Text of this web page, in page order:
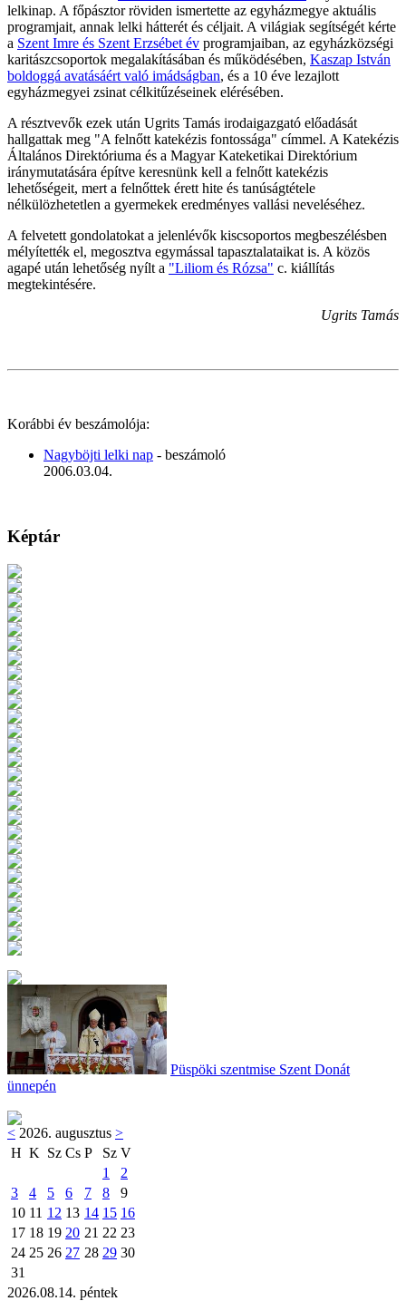
lelkinap. A főpásztor röviden ismertette az egyházmegye aktuális
programjait, annak lelki hátterét és céljait. A világiak segítségét kérte
a Szent Imre és Szent Erzsébet év programjaiban, az egyházközségi
karitászcsoportok megalakításában és működésében, Kaszap István
boldoggá avatásáért való imádságban, és a 10 éve lezajlott
egyházmegyei zsinat célkitűzéseinek elérésében.
A résztvevők ezek után Ugrits Tamás irodaigazgató előadását
hallgattak meg "A felnőtt katekézis fontossága" címmel. A Katekézis
Általános Direktóriuma és a Magyar Kateketikai Direktórium
iránymutatására építve keresnünk kell a felnőtt katekézis
lehetőségeit, mert a felnőttek érett hite és tanúságtétele
nélkülözhetetlen a gyermekek eredményes vallási neveléséhez.
A felvetett gondolatokat a jelenlévők kiscsoportos megbeszélésben
mélyítették el, megosztva egymással tapasztalataikat is. A közös
agapé után lehetőség nyílt a "Liliom és Rózsa" c. kiállítás
megtekintésére.
Ugrits Tamás
Korábbi év beszámolója:
Nagyböjti lelki nap - beszámoló
2006.03.04.
Képtár
Püspöki szentmise Szent Donát
ünnepén
< 2026. augusztus >
H K Sz Cs P Sz V
1
2
3
4 5 6 7 8
9
10 11 12 13 14 15 16
17 18 19 20 21 22 23
24 25 26 27 28 29 30
31
2026.08.14. péntek